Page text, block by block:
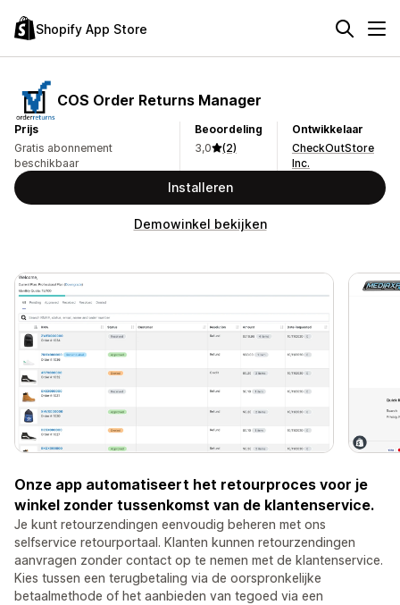
Shopify App Store
COS Order Returns Manager
Prijs
Gratis abonnement
beschikbaar
Beoordeling
3,0
(2)
Ontwikkelaar
CheckOutStore
Inc.
Installeren
Demowinkel bekijken
Onze app automatiseert het retourproces voor je
winkel zonder tussenkomst van de klantenservice.
Je kunt retourzendingen eenvoudig beheren met ons
selfservice retourportaal. Klanten kunnen retourzendingen
aanvragen zonder contact op te nemen met de klantenservice.
Kies tussen een terugbetaling via de oorspronkelijke
betaalmethode of het aanbieden van tegoed via een